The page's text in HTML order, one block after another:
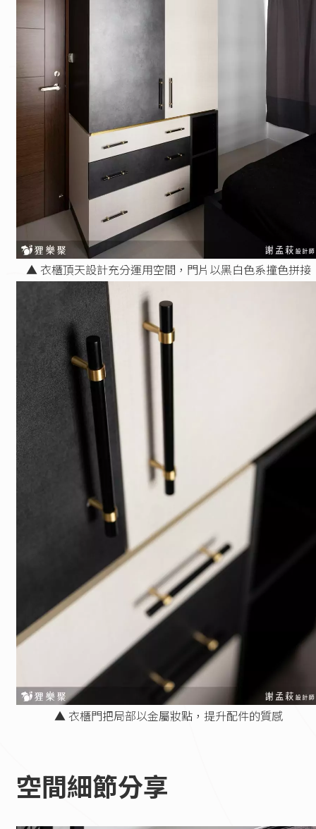
▲ 衣櫃頂天設計充分運用空間，門片以黑白色系撞色拼接
▲ 衣櫃門把局部以金屬妝點，提升配件的質感
空間細節分享